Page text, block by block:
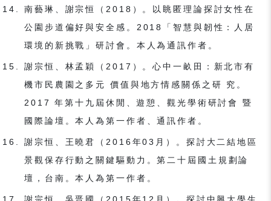
南藝琳、謝宗恒（2018）。以眺匿理論探討⼥性在
公園步道偏好與安全感。2018「智慧與韌性：⼈居
環境的新挑戰」研討會。本⼈為通訊作者。
謝宗恒、林孟穎（2017）。⼼中⼀畝⽥：新北市有
機市⺠農園之多元 價值與地⽅情感關係之研 究。
2017 年第⼗九屆休閒、遊憩、觀光學術研討會 暨
國際論壇。本⼈為第⼀作者、通訊作者。
謝宗恒、王曉君（2016年03月）。探討大二結地區
景觀保存行動之關鍵驅動力。第二十屆國土規劃論
壇，台南。本人為第一作者。